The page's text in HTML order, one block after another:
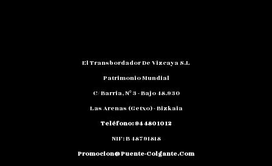
El Transbordador De Vizcaya S.L
Patrimonio Mundial
C/ Barria, Nº 3 - Bajo 48.930
Las Arenas (Getxo) - Bizkaia
Teléfono: 94 480 10 12
NIF: B 48791818
Promocion@puente-Colgante.com